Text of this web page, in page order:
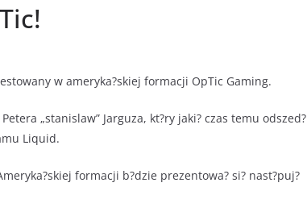
w ameryka?skiej formacji OpTic Gaming.
„stanislaw” Jarguza, kt?ry jaki? czas temu odszed?
Liquid.
formacji b?dzie prezentowa? si? nast?puj?